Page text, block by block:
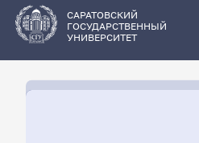
основному
содержанию
САРАТОВСКИЙ
ГОСУДАРСТВЕННЫЙ
УНИВЕРСИТЕТ